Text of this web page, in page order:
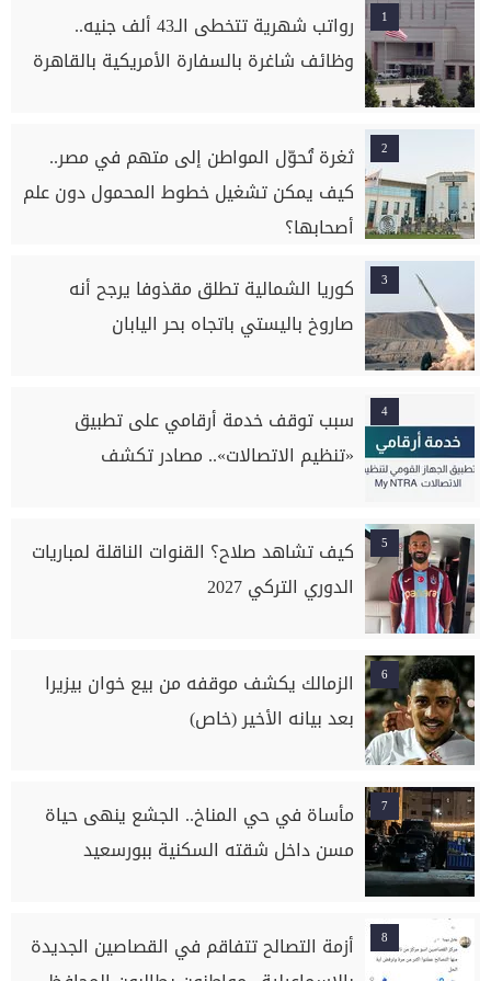
1
رواتب شهرية تتخطى الـ43 ألف جنيه..
وظائف شاغرة بالسفارة الأمريكية بالقاهرة
2
ثغرة تُحوّل المواطن إلى متهم في مصر..
كيف يمكن تشغيل خطوط المحمول دون علم
أصحابها؟
3
كوريا الشمالية تطلق مقذوفا يرجح أنه
صاروخ باليستي باتجاه بحر اليابان
4
سبب توقف خدمة أرقامي على تطبيق
«تنظيم الاتصالات».. مصادر تكشف
5
كيف تشاهد صلاح؟ القنوات الناقلة لمباريات
الدوري التركي 2027
6
الزمالك يكشف موقفه من بيع خوان بيزيرا
بعد بيانه الأخير (خاص)
7
مأساة في حي المناخ.. الجشع ينهى حياة
مسن داخل شقته السكنية ببورسعيد
8
أزمة التصالح تتفاقم في القصاصين الجديدة